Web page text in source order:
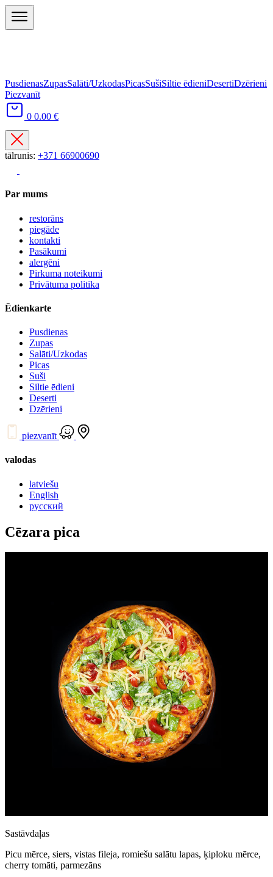
PusdienasZupasSalāti/UzkodasPicasSušiSiltie ēdieniDesertiDzērieni
Piezvanīt
0 0.00 €
tālrunis: +371 66900690
Par mums
restorāns
piegāde
kontakti
Pasākumi
alergēni
Pirkuma noteikumi
Privātuma politika
Ēdienkarte
Pusdienas
Zupas
Salāti/Uzkodas
Picas
Suši
Siltie ēdieni
Deserti
Dzērieni
piezvanīt
valodas
latviešu
English
русский
Cēzara pica
Sastāvdaļas
Picu mērce, siers, vistas fileja, romiešu salātu lapas, ķiploku mērce,
cherry tomāti, parmezāns